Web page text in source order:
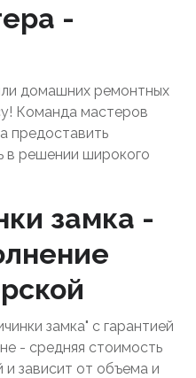
-
домашних ремонтных
Команда мастеров
предоставить
в решении широкого
замка -
замка" с гарантией
- средняя стоимость
и зависит от объема и